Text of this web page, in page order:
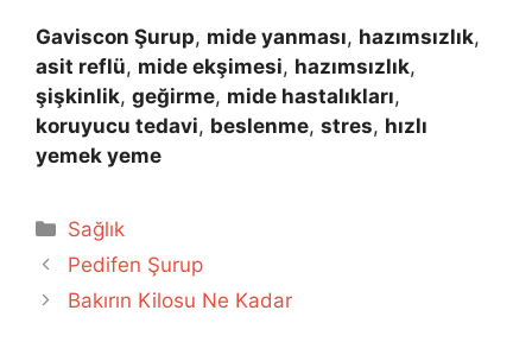
Gaviscon Şurup, mide yanması, hazımsızlık,
asit reflü, mide ekşimesi, hazımsızlık,
şişkinlik, geğirme, mide hastalıkları,
koruyucu tedavi, beslenme, stres, hızlı
yemek yeme
Kategoriler
Sağlık
Pedifen Şurup
Bakırın Kilosu Ne Kadar